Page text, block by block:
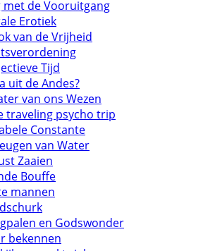
met de Vooruitgang
Erotiek
van de Vrijheid
Tijd
uit de Andes?
van ons Wezen
traveling psycho trip
Constante
van Water
Zaaien
Bouffe
mannen
en Godswonder
bekennen